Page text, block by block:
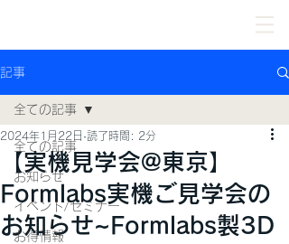
記事
全ての記事
お知らせ
イベント/セミナー
お得情報
全ての記事
【実機見学会@東京】
Formlabs実機ご見学会の
お知らせ~Formlabs製3D
2024年1月22日 読了時間: 2分